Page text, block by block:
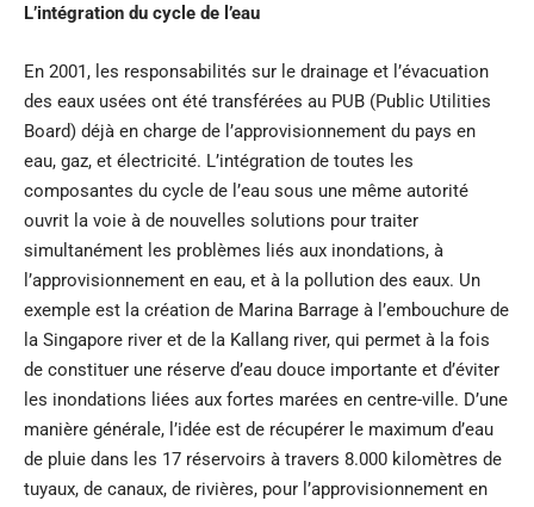
L’intégration du cycle de l’eau
En 2001, les responsabilités sur le drainage et l’évacuation
des eaux usées ont été transférées au PUB (Public Utilities
Board) déjà en charge de l’approvisionnement du pays en
eau, gaz, et électricité. L’intégration de toutes les
composantes du cycle de l’eau sous une même autorité
ouvrit la voie à de nouvelles solutions pour traiter
simultanément les problèmes liés aux inondations, à
l’approvisionnement en eau, et à la pollution des eaux. Un
exemple est la création de Marina Barrage à l’embouchure de
la Singapore river et de la Kallang river, qui permet à la fois
de constituer une réserve d’eau douce importante et d’éviter
les inondations liées aux fortes marées en centre-ville. D’une
manière générale, l’idée est de récupérer le maximum d’eau
de pluie dans les 17 réservoirs à travers 8.000 kilomètres de
tuyaux, de canaux, de rivières, pour l’approvisionnement en